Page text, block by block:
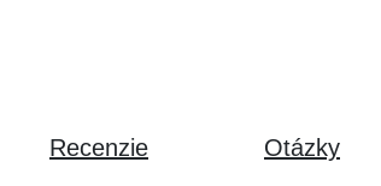
Recenzie Otázky